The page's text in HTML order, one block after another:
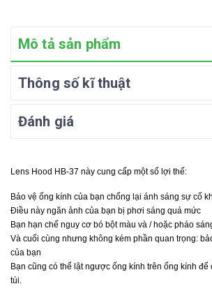
Mô tả sản phẩm
Thông số kĩ thuật
Đánh giá
Lens Hood HB-37 này cung cấp một số lợi thế:
Bảo vệ ống kính của bạn chống lại ánh sáng sự cố
Điều này ngăn ảnh của bạn bị phơi sáng quá mức
Bạn hạn chế nguy cơ bó bột màu và / hoặc pháo
Và cuối cùng nhưng không kém phần quan trọng:
của bạn
Bạn cũng có thể lật ngược ống kính trên ống kính để
túi.